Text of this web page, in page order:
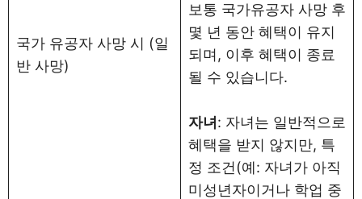
국가 유공자 사망 시 (일
반 사망)
보통 국가유공자 사망 후
몇 년 동안 혜택이 유지
되며, 이후 혜택이 종료
될 수 있습니다.
자녀 : 자녀는 일반적으로
혜택을 받지 않지만, 특
정 조건(예: 자녀가 아직
미성년자이거나 학업 중